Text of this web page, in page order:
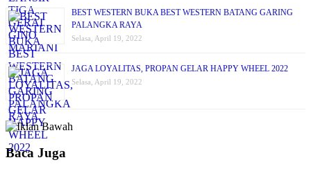
BEST WESTERN BUKA BEST WESTERN BATANG GARING
PALANGKA RAYA
Selasa, April 19, 2022
JAGA LOYALITAS, PROPAN GELAR HAPPY WHEEL 2022
Selasa, April 19, 2022
Baca Juga